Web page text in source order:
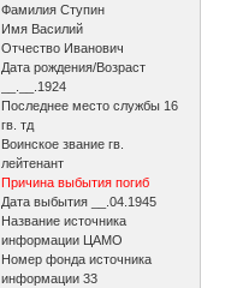
Фамилия Ступин
Имя Василий
Отчество Иванович
Дата рождения/Возраст
__.__.1924
Последнее место службы 16
гв. тд
Воинское звание гв.
лейтенант
Причина выбытия погиб
Дата выбытия __.04.1945
Название источника
информации ЦАМО
Номер фонда источника
информации 33